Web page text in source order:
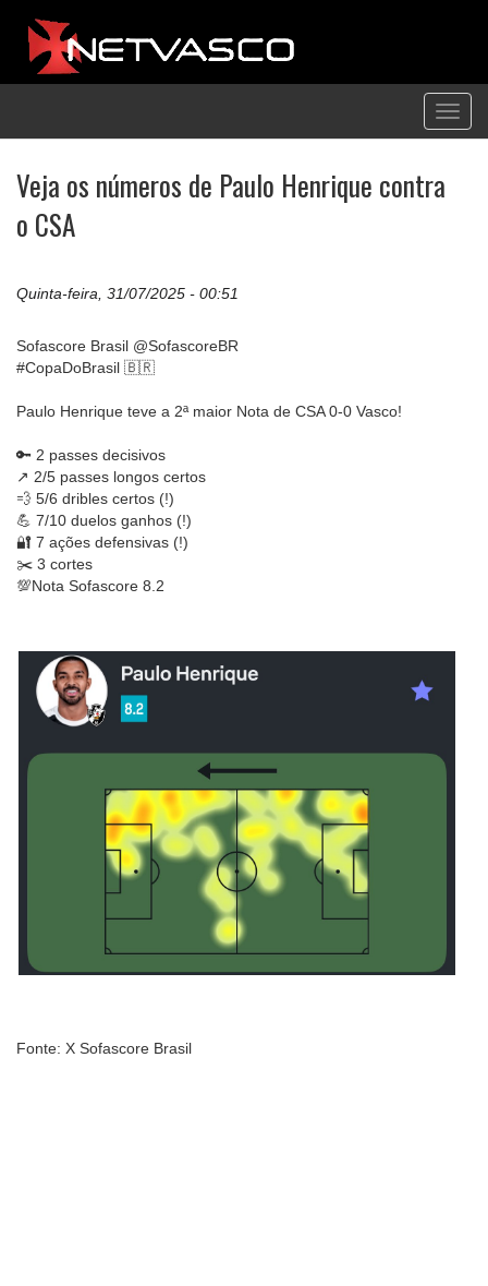
Veja os números de Paulo Henrique contra
o CSA
Quinta-feira, 31/07/2025 - 00:51
Sofascore Brasil @SofascoreBR
#CopaDoBrasil 🇧🇷
Paulo Henrique teve a 2ª maior Nota de CSA 0-0 Vasco!
🔑 2 passes decisivos
↗️ 2/5 passes longos certos
💨 5/6 dribles certos (!)
💪 7/10 duelos ganhos (!)
🔐 7 ações defensivas (!)
✂️ 3 cortes
💯Nota Sofascore 8.2
Fonte: X Sofascore Brasil